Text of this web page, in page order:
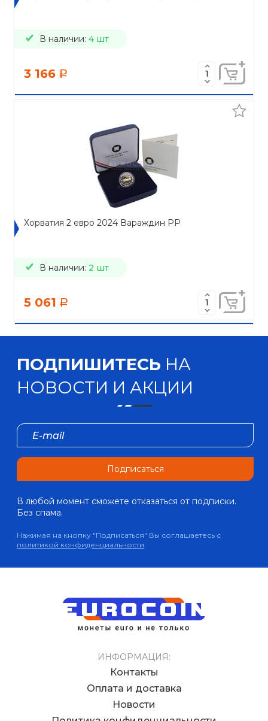
В наличии: 4 шт
3 166 a
Хорватия 2 евро 2024 Вараждин PP
В наличии: 2 шт
5 061 a
ПОДПИШИТЕСЬ НА
НОВОСТИ И АКЦИИ
Подписаться
В любой момент сможете отказаться от подписки.
Без спама.
Нажимая на кнопку "Подписаться" Вы соглашаетесь с
политикой конфиденциальности
ИНФОРМАЦИЯ:
Контакты
Оплата и доставка
Новости